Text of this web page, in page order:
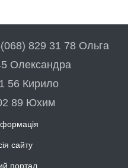
829 31 78 Ольга
Олександра
56 Кирило
89 Юхим
сайту
портал